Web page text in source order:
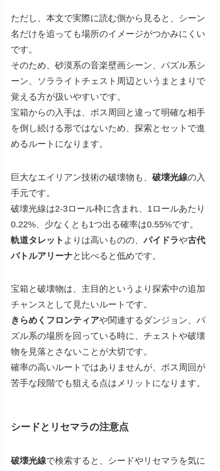
ただし、本文で実際に読む側から見ると、シーン
名だけを追っても場所のイメージがつかみにくい
です。
そのため、砂漠系の音楽壁画シーン、パズル系シ
ーン、ソラライトチェスト周辺というまとまりで
覚える方が扱いやすいです。
宝箱からの入手は、ボス周回と違って明確な相手
を倒し続ける形ではないため、探索とセットで進
めるルートになります。
巨大なエイリアン技術の破壊物も、破壊光線の入
手元です。
破壊光線は2-3ロール枠に含まれ、1ロールあたり
0.22%、少なくとも1つ出る確率は0.55%です。
軌道タレット よりは高いものの、パイドラや古代
バトルアリーナと比べると低めです。
宝箱と破壊物は、主目的というより探索中の追加
チャンスとして見たいルートです。
きらめくフロンティアや関連するダンジョン、パ
ズル系の場所を回っている時に、チェストや破壊
物を見落とさないことが大切です。
確率の高いルートではありませんが、ボス周回が
苦手な段階でも狙える点はメリットになります。
シードとリセマラの注意点
破壊光線で検索すると、シードやリセマラを気に